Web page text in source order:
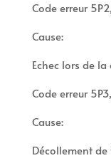
Code erreur
Cause:
Echec lors de
Code erreur
Cause:
Décollement